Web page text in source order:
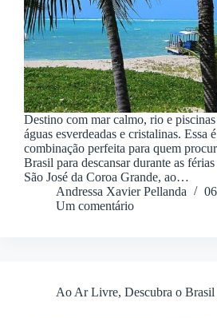
Destino com mar calmo, rio e
águas esverdeadas e cristalinas. Essa
combinação perfeita para quem
Brasil para descansar durante as
São José da Coroa Grande, ao…
Andressa Xavier Pellanda
Um comentário
Ao Ar Livre, Descubra o Brasil